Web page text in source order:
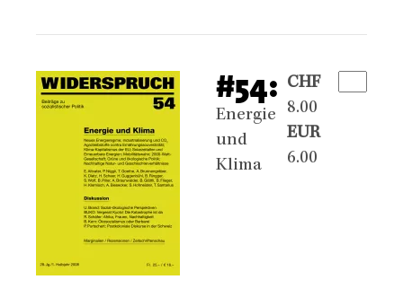
#54:
Energie
und
Klima
CHF
8.00
EUR
6.00